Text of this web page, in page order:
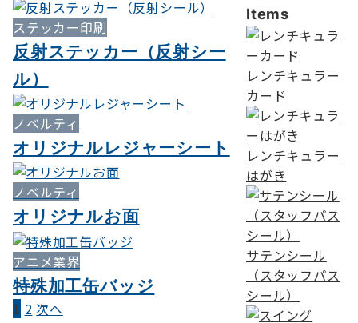
ステッカー印刷
反射ステッカー（反射シー
ル）
ノベルティ
オリジナルレジャーシート
ノベルティ
オリジナルお面
アニメ業界
特殊加工缶バッジ
投
1 2 次へ
Items
レンチキュラー
カード
レンチキュラー
はがき
サテンシール
（スタッフパス
シール）